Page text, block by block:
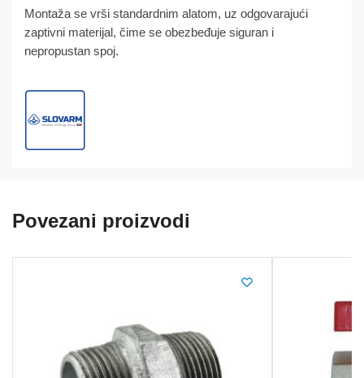
Montaža se vrši standardnim alatom, uz odgovarajući
zaptivni materijal, čime se obezbeđuje siguran i
nepropustan spoj.
Povezani proizvodi